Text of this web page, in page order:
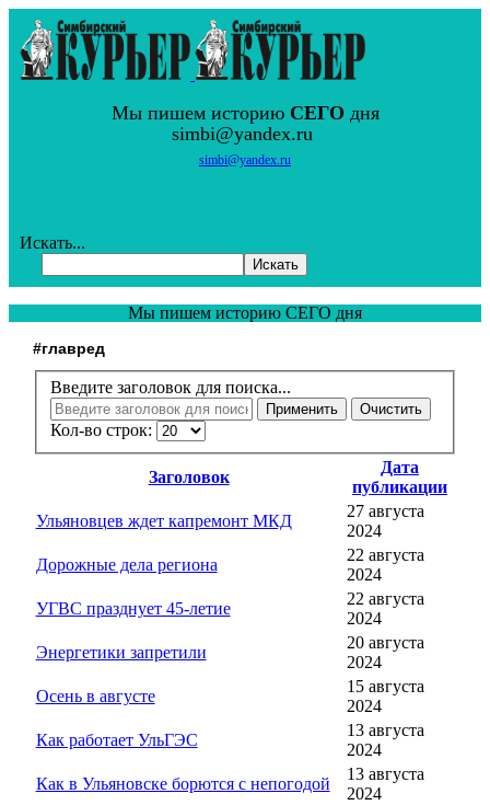
Мы пишем историю СЕГО дня
simbi@yandex.ru
simbi@yandex.ru
Искать...
Искать
Мы пишем историю СЕГО дня
#главред
Введите заголовок для поиска...
Применить Очистить
Кол-во строк:
Заголовок
Дата
публикации
Ульяновцев ждет капремонт МКД
27 августа
2024
Дорожные дела региона
22 августа
2024
УГВС празднует 45-летие
22 августа
2024
Энергетики запретили
20 августа
2024
Осень в августе
15 августа
2024
Как работает УльГЭС
13 августа
2024
Как в Ульяновске борются с непогодой
13 августа
2024